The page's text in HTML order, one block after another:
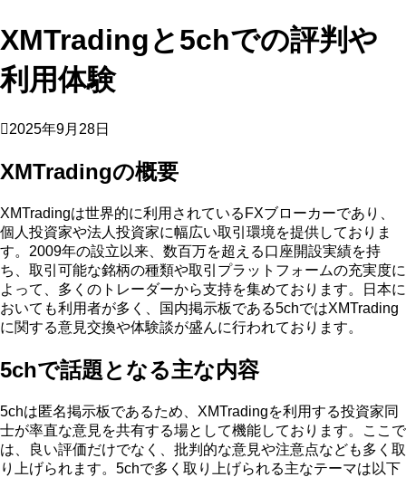
XMTradingと5chでの評判や
利用体験
2025年9月28日
XMTradingの概要
XMTradingは世界的に利用されているFXブローカーであり、
個人投資家や法人投資家に幅広い取引環境を提供しておりま
す。2009年の設立以来、数百万を超える口座開設実績を持
ち、取引可能な銘柄の種類や取引プラットフォームの充実度に
よって、多くのトレーダーから支持を集めております。日本に
おいても利用者が多く、国内掲示板である5chではXMTrading
に関する意見交換や体験談が盛んに行われております。
5chで話題となる主な内容
5chは匿名掲示板であるため、XMTradingを利用する投資家同
士が率直な意見を共有する場として機能しております。ここで
は、良い評価だけでなく、批判的な意見や注意点なども多く取
り上げられます。5chで多く取り上げられる主なテーマは以下